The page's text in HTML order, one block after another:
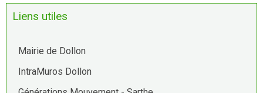
Liens utiles
Mairie de Dollon
IntraMuros Dollon